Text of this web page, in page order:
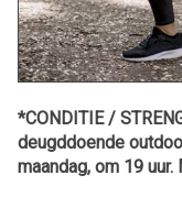
*CONDITIE /
deugddoende
maandag, om 19